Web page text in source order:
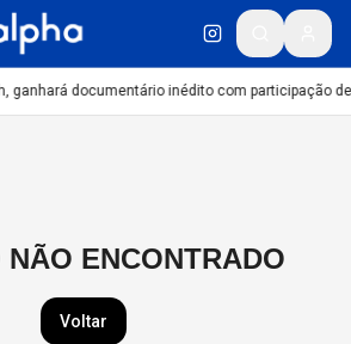
ganhará documentário inédito com participação
NÃO ENCONTRADO
Voltar